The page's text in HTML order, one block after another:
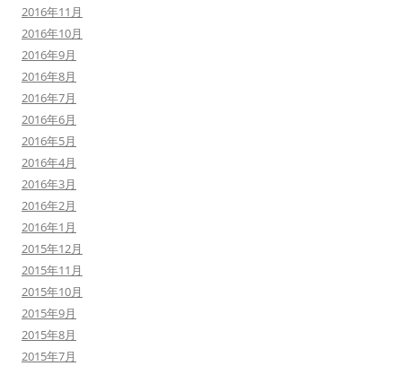
2016年11月
2016年10月
2016年9月
2016年8月
2016年7月
2016年6月
2016年5月
2016年4月
2016年3月
2016年2月
2016年1月
2015年12月
2015年11月
2015年10月
2015年9月
2015年8月
2015年7月